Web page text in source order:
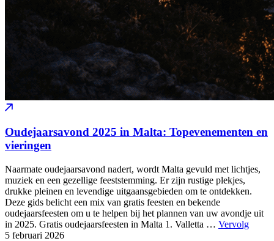
Oudejaarsavond 2025 in Malta: Topevenementen en
vieringen
Naarmate oudejaarsavond nadert, wordt Malta gevuld met lichtjes,
muziek en een gezellige feeststemming. Er zijn rustige plekjes,
drukke pleinen en levendige uitgaansgebieden om te ontdekken.
Deze gids belicht een mix van gratis feesten en bekende
oudejaarsfeesten om u te helpen bij het plannen van uw avondje uit
in 2025. Gratis oudejaarsfeesten in Malta 1. Valletta … Vervolg
5 februari 2026